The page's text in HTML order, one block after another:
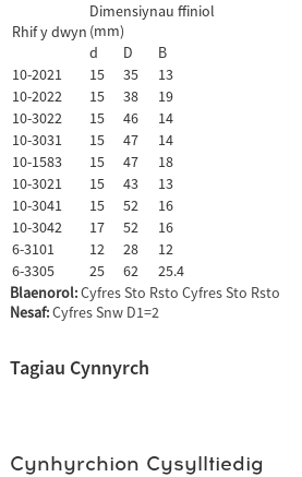
Rhif y dwyn
Dimensiynau ffiniol
(mm)
d
D
B
10-2021
15 35
13
10-2022
15 38
19
10-3022
15 46
14
10-3031
15 47
14
10-1583
15 47
18
10-3021
15 43
13
10-3041
15 52
16
10-3042
17 52
16
6-3101
12 28
12
6-3305
25 62
25.4
Blaenorol:Cyfres Sto Rsto Cyfres Sto Rsto
Nesaf:Cyfres Snw D1=2
Tagiau Cynnyrch
Cynhyrchion Cysylltiedig